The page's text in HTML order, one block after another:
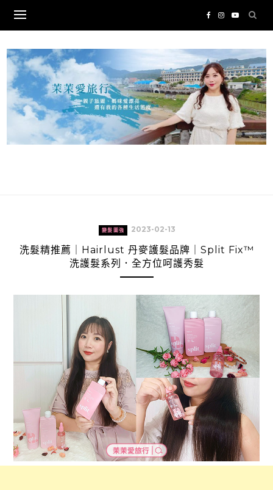
content
變髮圖強 2023-02-13
洗髮精推薦｜Hairlust 丹麥護髮品牌｜Split Fix™
洗護髮系列．全方位呵護秀髮